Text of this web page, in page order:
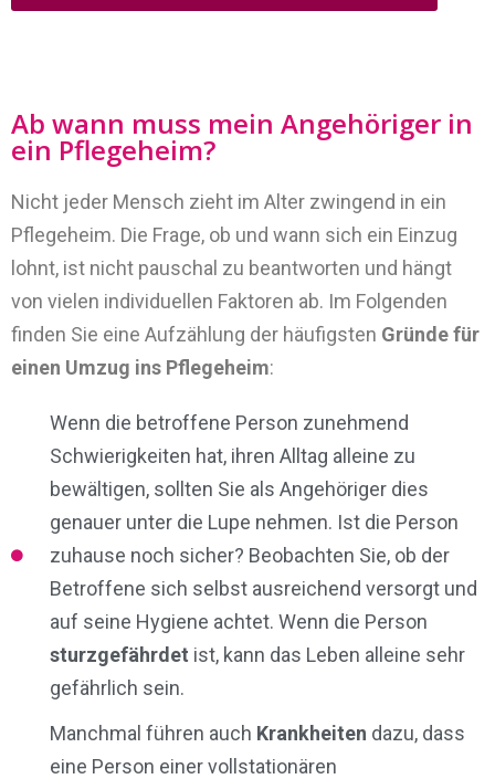
Ab wann muss mein Angehöriger in
ein Pflegeheim?
Nicht jeder Mensch zieht im Alter zwingend in ein
Pflegeheim. Die Frage, ob und wann sich ein Einzug
lohnt, ist nicht pauschal zu beantworten und hängt
von vielen individuellen Faktoren ab. Im Folgenden
finden Sie eine Aufzählung der häufigsten Gründe für
einen Umzug ins Pflegeheim:
Wenn die betroffene Person zunehmend
Schwierigkeiten hat, ihren Alltag alleine zu
bewältigen, sollten Sie als Angehöriger dies
genauer unter die Lupe nehmen. Ist die Person
zuhause noch sicher? Beobachten Sie, ob der
Betroffene sich selbst ausreichend versorgt und
auf seine Hygiene achtet. Wenn die Person
sturzgefährdet ist, kann das Leben alleine sehr
gefährlich sein.
Manchmal führen auch Krankheiten dazu, dass
eine Person einer vollstationären